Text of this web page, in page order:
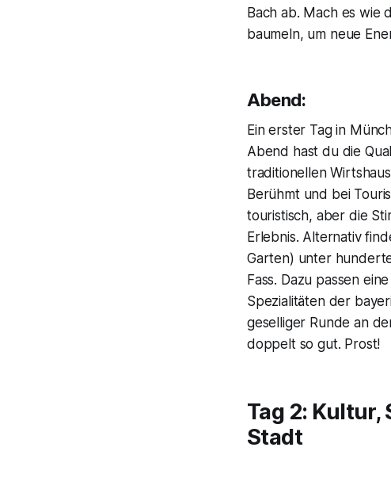
Bach ab. Mach es wie
baumeln, um neue
Abend:
Ein erster Tag in
Abend hast du die
traditionellen
Berühmt und bei
touristisch, aber die
Erlebnis. Alternativ
Garten) unter
Fass. Dazu passen
Spezialitäten der
geselliger Runde an
doppelt so gut. Prost!
Tag 2:
Stadt